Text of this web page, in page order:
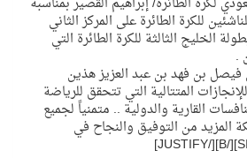
للكرة الطائرة على المركز الثاني
الخليج الثالثة للكرة الطائرة التي
.
بن فهد بن عبد العزيز هذين
المتتالية التي تتحقق للرياضة
القارية والدولية .. متمنياً لجميع
المزيد من التوفيق والنجاح في